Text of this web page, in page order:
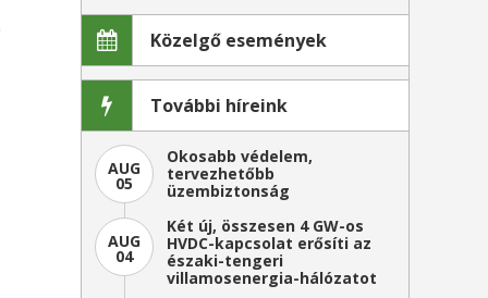
Közelgő események
További híreink
AUG
05
Okosabb védelem,
tervezhetőbb
üzembiztonság
AUG
04
Két új, összesen 4 GW-os
HVDC-kapcsolat erősíti az
északi-tengeri
villamosenergia-hálózatot